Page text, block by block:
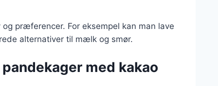
præferencer. For eksempel kan man lave
alternativer til mælk og smør.
med kakao